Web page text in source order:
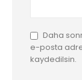
Daha
e-posta
kaydedilsin.